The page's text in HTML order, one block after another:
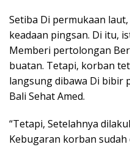
Setiba Di permukaan
keadaan pingsan. Di itu,
Memberi pertolongan
buatan. Tetapi, korban
langsung dibawa Di bibir
Bali Sehat Amed.
“Tetapi, Setelahnya
Kebugaran korban